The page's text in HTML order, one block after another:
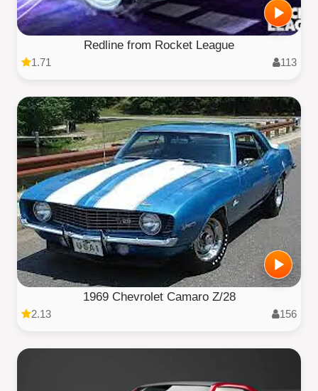
Redline from Rocket League
1.71 113
1969 Chevrolet Camaro Z/28
2.13 156